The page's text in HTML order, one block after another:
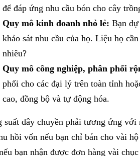
để đáp ứng nhu cầu bón cho cây
Quy mô kinh doanh nhỏ lẻ: Bạn
khảo sát nhu cầu của họ. Liệu họ
nhiêu?
Quy mô công nghiệp, phân phối
phối cho các đại lý trên toàn tỉnh
cao, đồng bộ và tự động hóa.
suất dây chuyền phải tương ứng
hồi vốn nếu bạn chỉ bán cho vài
bạn nhận được đơn hàng vài